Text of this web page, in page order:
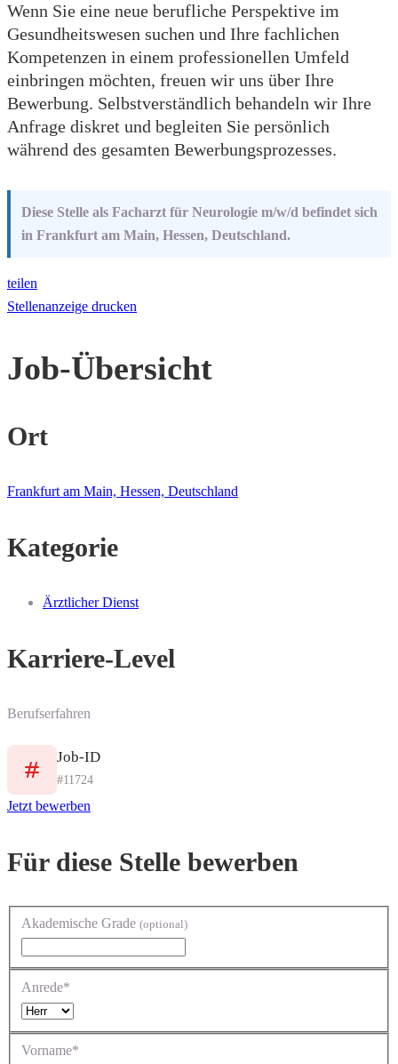
Wenn Sie eine neue berufliche Perspektive im
Gesundheitswesen suchen und Ihre fachlichen
Kompetenzen in einem professionellen Umfeld
einbringen möchten, freuen wir uns über Ihre
Bewerbung. Selbstverständlich behandeln wir Ihre
Anfrage diskret und begleiten Sie persönlich
während des gesamten Bewerbungsprozesses.
Diese Stelle als Facharzt für Neurologie m/w/d befindet sich
in Frankfurt am Main, Hessen, Deutschland.
teilen
Stellenanzeige drucken
Job-Übersicht
Ort
Frankfurt am Main, Hessen, Deutschland
Kategorie
Ärztlicher Dienst
Karriere-Level
Berufserfahren
Job-ID
#11724
Jetzt bewerben
Für diese Stelle bewerben
Akademische Grade (optional)
Anrede*
Vorname*